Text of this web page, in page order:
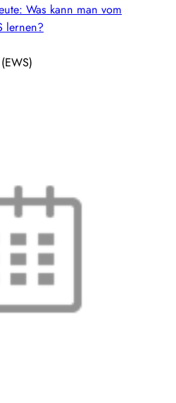
Was kann man vom
lernen?